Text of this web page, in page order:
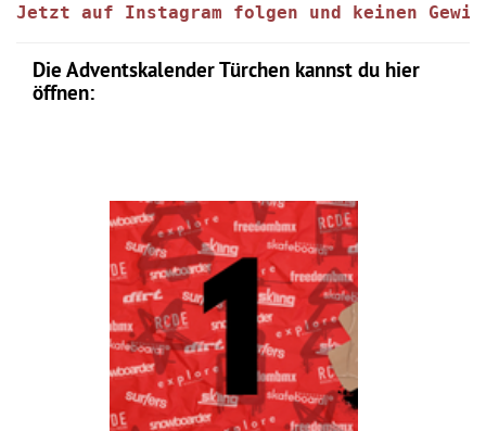
Jetzt auf Instagram folgen und keinen
Die Adventskalender Türchen kannst du hier
öffnen: